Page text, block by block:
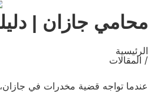
محامي جازان |
الرئيسية
/ المقالات
عندما تواجه قضية مخدرات في